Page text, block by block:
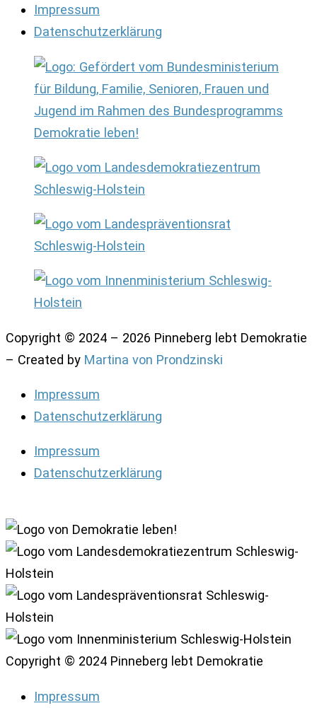
Impressum
Datenschutzerklärung
Copyright © 2024 – 2026 Pinneberg lebt Demokratie
– Created by Martina von Prondzinski
Impressum
Datenschutzerklärung
Impressum
Datenschutzerklärung
Copyright © 2024 Pinneberg lebt Demokratie
Impressum